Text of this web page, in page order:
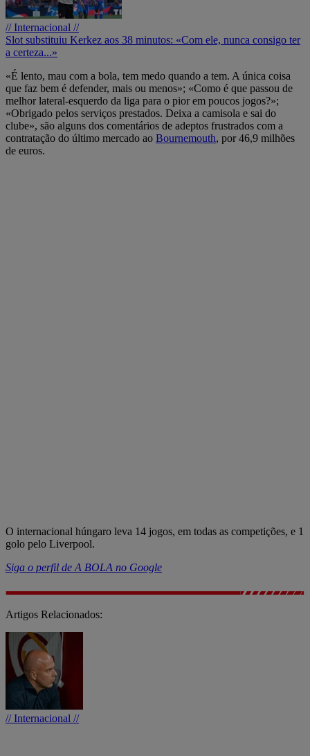
// Internacional //
Slot substituiu Kerkez aos 38 minutos: «Com ele, nunca consigo ter
a certeza...»
«É lento, mau com a bola, tem medo quando a tem. A única coisa
que faz bem é defender, mais ou menos»; «Como é que passou de
melhor lateral-esquerdo da liga para o pior em poucos jogos?»;
«Obrigado pelos serviços prestados. Deixa a camisola e sai do
clube», são alguns dos comentários de adeptos frustrados com a
contratação do último mercado ao Bournemouth, por 46,9 milhões
de euros.
O internacional húngaro leva 14 jogos, em todas as competições, e 1
golo pelo Liverpool.
Siga o perfil de A BOLA no Google
Artigos Relacionados:
// Internacional //